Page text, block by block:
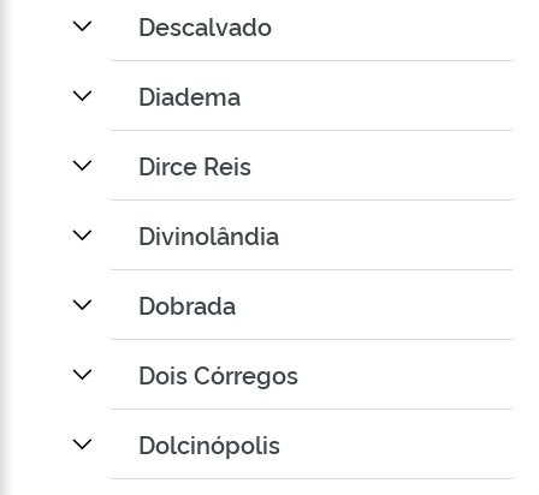
Descalvado
Diadema
Dirce Reis
Divinolândia
Dobrada
Dois Córregos
Dolcinópolis